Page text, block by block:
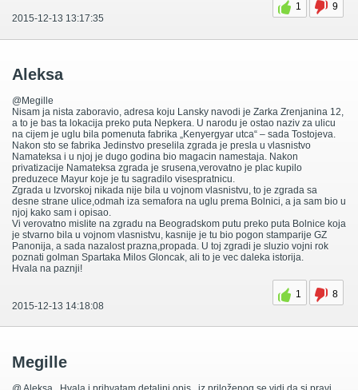
1
9
2015-12-13 13:17:35
Aleksa
@Megille
Nisam ja nista zaboravio, adresa koju Lansky navodi je Zarka Zrenjanina 12,
a to je bas ta lokacija preko puta Nepkera. U narodu je ostao naziv za ulicu
na cijem je uglu bila pomenuta fabrika „Kenyergyar utca“ – sada Tostojeva.
Nakon sto se fabrika Jedinstvo preselila zgrada je presla u vlasnistvo
Namateksa i u njoj je dugo godina bio magacin namestaja. Nakon
privatizacije Namateksa zgrada je srusena,verovatno je plac kupilo
preduzece Mayur koje je tu sagradilo visespratnicu.
Zgrada u Izvorskoj nikada nije bila u vojnom vlasnistvu, to je zgrada sa
desne strane ulice,odmah iza semafora na uglu prema Bolnici, a ja sam bio u
njoj kako sam i opisao.
Vi verovatno mislite na zgradu na Beogradskom putu preko puta Bolnice koja
je stvarno bila u vojnom vlasnistvu, kasnije je tu bio pogon stamparije GZ
Panonija, a sada nazalost prazna,propada. U toj zgradi je sluzio vojni rok
poznati golman Spartaka Milos Gloncak, ali to je vec daleka istorija.
Hvala na paznji!
1
8
2015-12-13 14:18:08
Megille